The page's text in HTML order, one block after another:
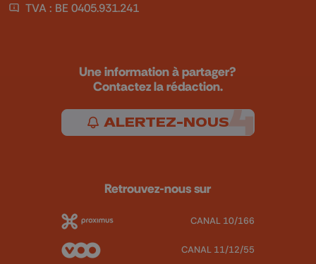
TVA : BE 0405.931.241
Une information à partager?
Contactez la rédaction.
ALERTEZ-NOUS
Retrouvez-nous sur
CANAL 10/166
CANAL 11/12/55